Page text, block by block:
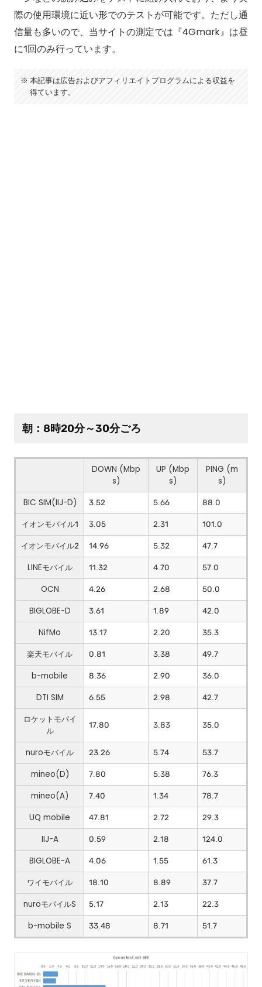
際の使用環境に近い形でのテストが可能です。ただし通
信量も多いので、当サイトの測定では『4Gmark』は昼
に1回のみ行っています。
本記事は広告およびアフィリエイトプログラムによる収益を
得ています。
朝：8時20分～30分ごろ
DOWN (Mbp
s)
UP (Mbp
s)
PING (m
s)
BIC SIM(IIJ-D)
3.52 5.66
88.0
イオンモバイル1
3.05 2.31
101.0
イオンモバイル2
14.96 5.32
47.7
LINEモバイル
11.32 4.70
57.0
OCN
4.26 2.68
50.0
BIGLOBE-D
3.61 1.89
42.0
NifMo
13.17 2.20
35.3
楽天モバイル
0.81 3.38
49.7
b-mobile
8.36 2.90
36.0
DTI SIM
6.55 2.98
42.7
ロケットモバイ
ル
17.80 3.83 35.0
nuroモバイル 23.26 5.74
53.7
mineo(D)
7.80 5.38
76.3
mineo(A)
7.40 1.34
78.7
UQ mobile
47.81 2.72
29.3
IIJ-A
0.59 2.18
124.0
BIGLOBE-A
4.06 1.55
61.3
ワイモバイル
18.10 8.89
37.7
nuroモバイルS
5.17 2.13
22.3
b-mobile S
33.48 8.71 51.7